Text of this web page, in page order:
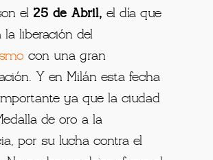
el 25 de Abril, el día que
la liberación del
con una gran
Y en Milán esta fecha
ya que la ciudad
de oro a la
por su lucha contra el